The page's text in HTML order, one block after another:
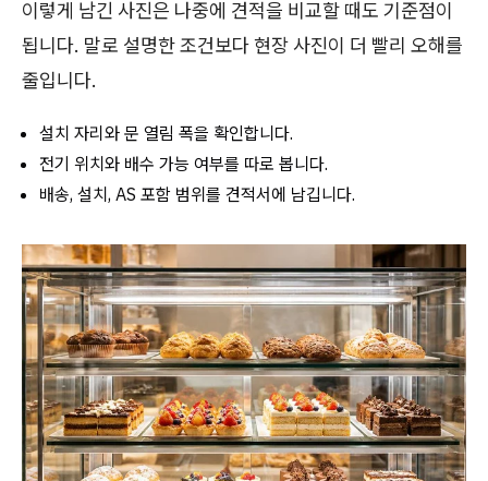
이렇게 남긴 사진은 나중에 견적을 비교할 때도 기준점이
됩니다. 말로 설명한 조건보다 현장 사진이 더 빨리 오해를
줄입니다.
설치 자리와 문 열림 폭을 확인합니다.
전기 위치와 배수 가능 여부를 따로 봅니다.
배송, 설치, AS 포함 범위를 견적서에 남깁니다.